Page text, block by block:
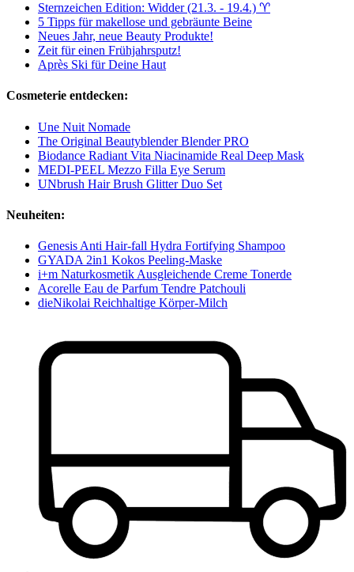
Sternzeichen Edition: Widder (21.3. - 19.4.) ♈︎
5 Tipps für makellose und gebräunte Beine
Neues Jahr, neue Beauty Produkte!
Zeit für einen Frühjahrsputz!
Après Ski für Deine Haut
Cosmeterie entdecken:
Une Nuit Nomade
The Original Beautyblender Blender PRO
Biodance Radiant Vita Niacinamide Real Deep Mask
MEDI-PEEL Mezzo Filla Eye Serum
UNbrush Hair Brush Glitter Duo Set
Neuheiten:
Genesis Anti Hair-fall Hydra Fortifying Shampoo
GYADA 2in1 Kokos Peeling-Maske
i+m Naturkosmetik Ausgleichende Creme Tonerde
Acorelle Eau de Parfum Tendre Patchouli
dieNikolai Reichhaltige Körper-Milch